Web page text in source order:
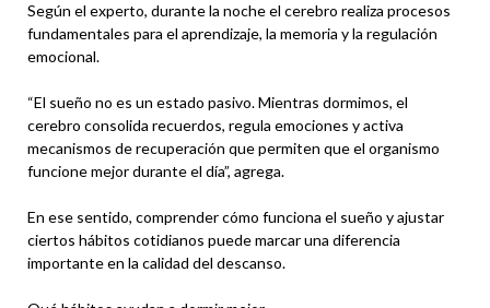
Según el experto, durante la noche el cerebro realiza procesos
fundamentales para el aprendizaje, la memoria y la regulación
emocional.
“El sueño no es un estado pasivo. Mientras dormimos, el
cerebro consolida recuerdos, regula emociones y activa
mecanismos de recuperación que permiten que el organismo
funcione mejor durante el día”, agrega.
En ese sentido, comprender cómo funciona el sueño y ajustar
ciertos hábitos cotidianos puede marcar una diferencia
importante en la calidad del descanso.